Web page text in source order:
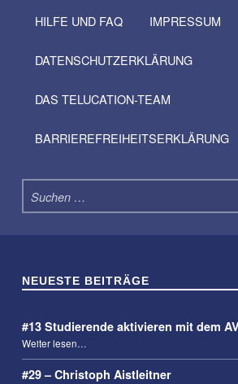
HILFE UND FAQ IMPRESSUM
DATENSCHUTZERKLÄRUNG
DAS TELUCATION-TEAM
BARRIEREFREIHEITSERKLÄRUNG
Suchen nach:
NEUESTE BEITRÄGE
#13 Studierende aktivieren mit dem
Weiter lesen“#13 Studierende aktivieren mit dem AVIVA-Schema”
…
#29 – Christoph Aistleitner